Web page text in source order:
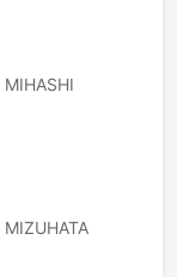
MIHASHI
MIZUHATA